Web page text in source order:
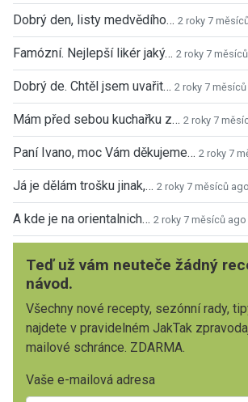
Dobrý den, listy medvědího… 2 roky 7
Famózní. Nejlepší likér jaký… 2 roky 7
Dobrý de. Chtěl jsem uvařit… 2 roky 7
Mám před sebou kuchařku z… 2 roky 7
Paní Ivano, moc Vám děkujeme… 2 roky 7
Já je dělám trošku jinak,… 2 roky 7 měsíců ago
A kde je na orientalnich… 2 roky 7 měsíců ago
Teď už vám neuteče žádný
návod.
Všechny nové recepty, sezónní rady,
najdete v pravidelném JakTak
mailové schránce. ZDARMA.
Vaše e-mailová adresa